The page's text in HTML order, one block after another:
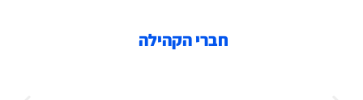
חברי הקהילה